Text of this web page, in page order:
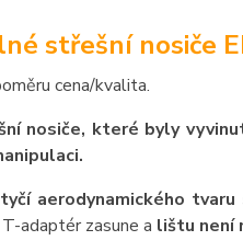
střešní nosiče
cena/kvalita.
nosiče, které byly
aerodynamického
adaptér zasune a lištu není